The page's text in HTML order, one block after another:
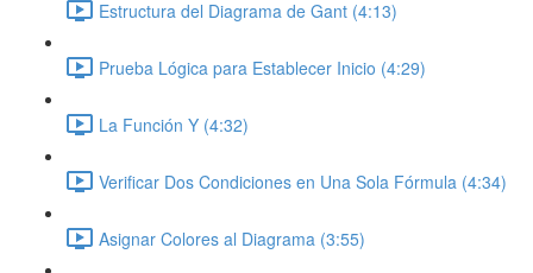
Estructura del Diagrama de Gant (4:13)
Prueba Lógica para Establecer Inicio (4:29)
La Función Y (4:32)
Verificar Dos Condiciones en Una Sola Fórmula (4:34)
Asignar Colores al Diagrama (3:55)